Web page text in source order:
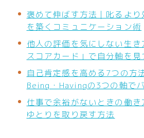
褒めて伸ばす方法｜叱るよ
を築くコミュニケーション術
他人の評価を気にしない生
スコアカード」で自分軸を見
自己肯定感を高める7つの方
Being・Havingの3つの軸で
仕事で余裕がないときの働
ゆとりを取り戻す方法